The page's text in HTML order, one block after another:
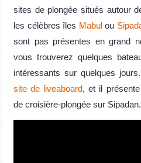
sites de plongée situés autour
les célèbres îles Mabul ou
sont pas présentes en grand
vous trouverez quelques
intéressants sur quelques
site de liveaboard, et il
de croisière-plongée sur Sipadan.